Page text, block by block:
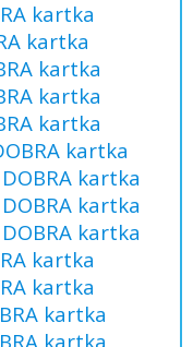
kartka
kartka
kartka
kartka
kartka
kartka
kartka
kartka
kartka
kartka
kartka
kartka
kartka